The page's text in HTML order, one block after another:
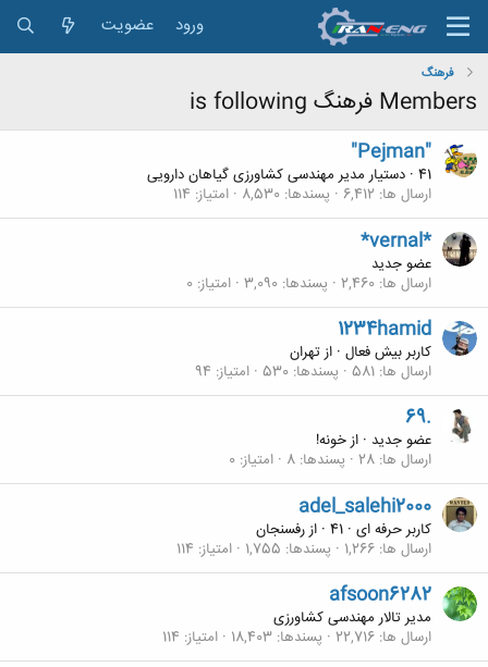
ورود عضویت
فرهنگ
Members فرهنگ is following
"Pejman"
دستیار مدیر مهندسی کشاورزی گیاهان دارویی · 41
ارسال ها 6,412 پسندها 8,530 امتیاز 114
*vernal*
عضو جدید
ارسال ها 2,460 پسندها 3,090 امتیاز 0
1234hamid
کاربر بیش فعال · ازتهران
ارسال ها 581 پسندها 530 امتیاز 94
69.
عضو جدید · ازخونه!
ارسال ها 28 پسندها 8 امتیاز 0
adel_salehi2000
کاربر حرفه ای ·
· ازرفسنجان
ارسال ها 1,266 پسندها 1,755 امتیاز 114
afsoon6282
مدیر تالار مهندسی كشاورزی
ارسال ها 22,716 پسندها 18,403 امتیاز 114